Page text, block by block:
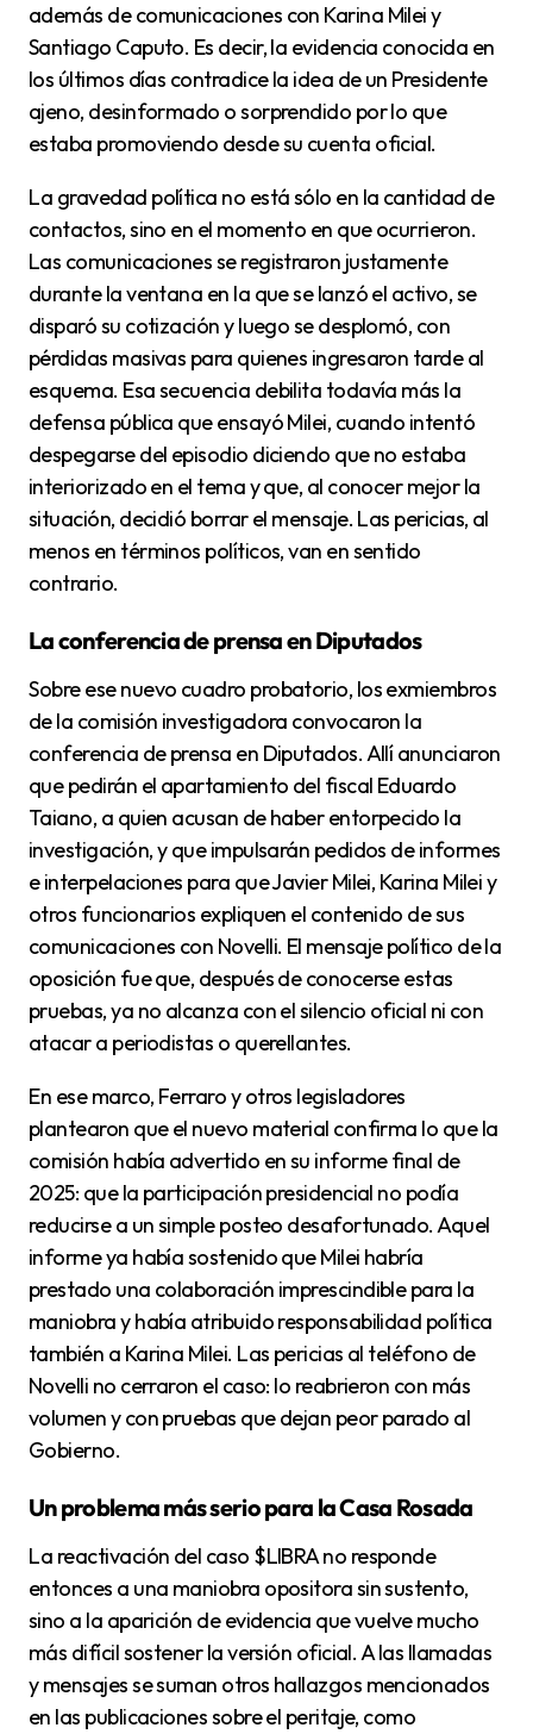
además de comunicaciones con Karina Milei y
Santiago Caputo. Es decir, la evidencia conocida en
los últimos días contradice la idea de un Presidente
ajeno, desinformado o sorprendido por lo que
estaba promoviendo desde su cuenta oficial.
La gravedad política no está sólo en la cantidad de
contactos, sino en el momento en que ocurrieron.
Las comunicaciones se registraron justamente
durante la ventana en la que se lanzó el activo, se
disparó su cotización y luego se desplomó, con
pérdidas masivas para quienes ingresaron tarde al
esquema. Esa secuencia debilita todavía más la
defensa pública que ensayó Milei, cuando intentó
despegarse del episodio diciendo que no estaba
interiorizado en el tema y que, al conocer mejor la
situación, decidió borrar el mensaje. Las pericias, al
menos en términos políticos, van en sentido
contrario.
La conferencia de prensa en Diputados
Sobre ese nuevo cuadro probatorio, los exmiembros
de la comisión investigadora convocaron la
conferencia de prensa en Diputados. Allí anunciaron
que pedirán el apartamiento del fiscal Eduardo
Taiano, a quien acusan de haber entorpecido la
investigación, y que impulsarán pedidos de informes
e interpelaciones para que Javier Milei, Karina Milei y
otros funcionarios expliquen el contenido de sus
comunicaciones con Novelli. El mensaje político de la
oposición fue que, después de conocerse estas
pruebas, ya no alcanza con el silencio oficial ni con
atacar a periodistas o querellantes.
En ese marco, Ferraro y otros legisladores
plantearon que el nuevo material confirma lo que la
comisión había advertido en su informe final de
2025: que la participación presidencial no podía
reducirse a un simple posteo desafortunado. Aquel
informe ya había sostenido que Milei habría
prestado una colaboración imprescindible para la
maniobra y había atribuido responsabilidad política
también a Karina Milei. Las pericias al teléfono de
Novelli no cerraron el caso: lo reabrieron con más
volumen y con pruebas que dejan peor parado al
Gobierno.
Un problema más serio para la Casa Rosada
La reactivación del caso $LIBRA no responde
entonces a una maniobra opositora sin sustento,
sino a la aparición de evidencia que vuelve mucho
más difícil sostener la versión oficial. A las llamadas
y mensajes se suman otros hallazgos mencionados
en las publicaciones sobre el peritaje, como